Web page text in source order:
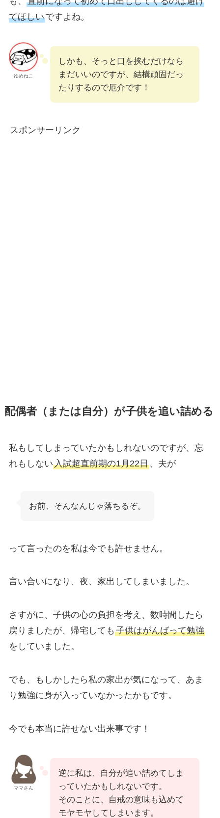
てほしいですよね。
ゆめねこ
しかも、そっと口を挟むだけなら
まだいいのですが、結構頑固だっ
たりするので厄介です！
スポンサーリンク
配偶者（または自分）が子供を追い詰める
私もしてしまっていたかもしれないのですが、忘
れもしない入試超直前期の1月22日、夫が
お前、そんなんじゃ落ちるぞ。
って言ったのを私は今でも許せません。
言い合いになり、夜、家出してしまいました。
さすがに、子供の心の負担を考え、数時間したら
戻りましたが、帰宅しても 子供はがんばって勉強
をしていました。
でも、もしかしたら私の家出が気になって、あま
り勉強に身が入っていなかったかもです。
今でも本当に許せない出来事です！
ママさん
逆に私は、自分が追い詰めてしま
っていたかもしれないです。
そのことに、自戒の意味も込めて
モヤモヤしてしまいます。